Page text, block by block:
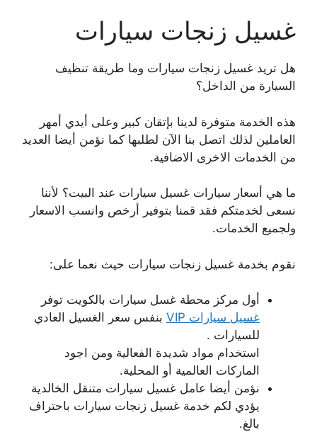
غسيل زنجات سيارات
هل تريد غسيل زنجات سيارات وما طريقة تنظيف
السيارة من الداخل؟
هذه الخدمة متوفرة لدينا بإتقان كبير وعلى أيدي أمهر
العاملين لذلك اتصل بنا الآن لطلبها كما نؤمن أيضا العديد
من الخدمات الاخرى الاضافية.
ما هي أسعار سيارات غسيل سيارات عند البيت؟ لأننا
نسعى لخدمتكم فقد قمنا بتوفير أرخص وانسب الاسعار
ولجميع الخدمات.
نقوم بخدمة غسيل زنجات سيارات حيث نعما على:
أول مركز محطة غسل سيارات بالكويت توفر
غسيل سيارات VIP
بنفس سعر الغسيل العادي
للسيارات .
استخدام مواد شديدة الفعالية ومن اجود
الماركات العالمية أو المحلية.
نؤمن أيضا عامل غسيل سيارات متنقل الخالدية
يؤدي لكم خدمة غسيل زنجات سيارات باحتراف
بالغ.